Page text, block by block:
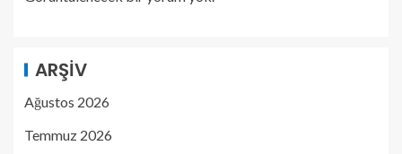
ARŞIV
Ağustos 2026
Temmuz 2026